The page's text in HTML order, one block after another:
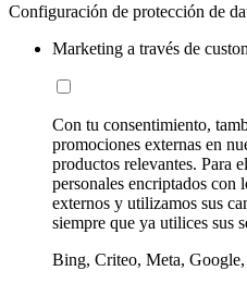
Configuración de protección de
Marketing a través de
Con tu consentimiento,
promociones externas en
productos relevantes. Para
personales encriptados con
externos y utilizamos sus
siempre que ya utilices sus
Bing, Criteo, Meta,